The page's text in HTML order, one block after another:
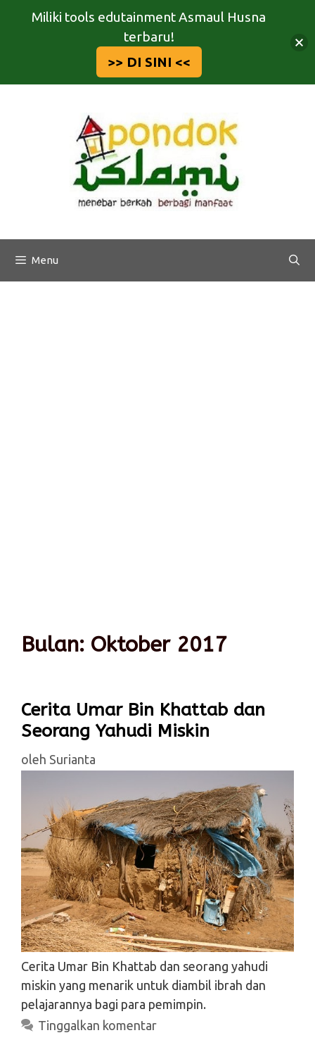
Menu
Bulan: Oktober 2017
Cerita Umar Bin Khattab dan
Seorang Yahudi Miskin
oleh Surianta
Cerita Umar Bin Khattab dan seorang yahudi
miskin yang menarik untuk diambil ibrah dan
pelajarannya bagi para pemimpin.
Tinggalkan komentar
Miliki tools edutainment Asmaul Husna
terbaru!
>> DI SINI <<